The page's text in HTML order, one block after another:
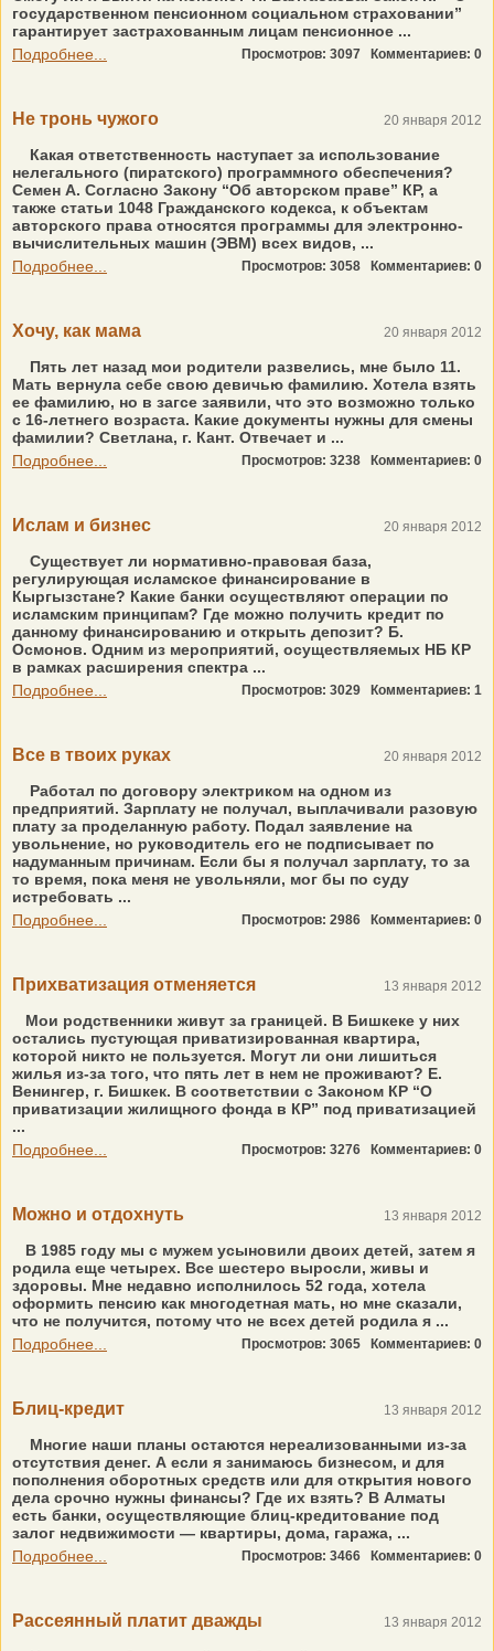
государственном пенсионном социальном страховании”
гарантирует застрахованным лицам пенсионное ...
Подробнее...
Просмотров: 3097 Комментариев: 0
Не тронь чужого 20 января 2012
Какая ответственность наступает за использование
нелегального (пиратского) программного обеспечения?
Семен А. Согласно Закону “Об авторском праве” КР, а
также статьи 1048 Гражданского кодекса, к объектам
авторского права относятся программы для электронно-
вычислительных машин (ЭВМ) всех видов, ...
Подробнее...
Просмотров: 3058 Комментариев: 0
Хочу, как мама 20 января 2012
Пять лет назад мои родители развелись, мне было 11.
Мать вернула себе свою девичью фамилию. Хотела взять
ее фамилию, но в загсе заявили, что это возможно только
с 16-летнего возраста. Какие документы нужны для смены
фамилии? Светлана, г. Кант. Отвечает и ...
Подробнее...
Просмотров: 3238 Комментариев: 0
Ислам и бизнес 20 января 2012
Существует ли нормативно-правовая база,
регулирующая исламское финансирование в
Кыргызстане? Какие банки осуществляют операции по
исламским принципам? Где можно получить кредит по
данному финансированию и открыть депозит? Б.
Осмонов. Одним из мероприятий, осуществляемых НБ КР
в рамках расширения спектра ...
Подробнее...
Просмотров: 3029 Комментариев: 1
Все в твоих руках 20 января 2012
Работал по договору электриком на одном из
предприятий. Зарплату не получал, выплачивали разовую
плату за проделанную работу. Подал заявление на
увольнение, но руководитель его не подписывает по
надуманным причинам. Если бы я получал зарплату, то за
то время, пока меня не увольняли, мог бы по суду
истребовать ...
Подробнее...
Просмотров: 2986 Комментариев: 0
Прихватизация отменяется 13 января 2012
Мои родственники живут за границей. В Бишкеке у них
остались пустующая приватизированная квартира,
которой никто не пользуется. Могут ли они лишиться
жилья из-за того, что пять лет в нем не проживают? Е.
Венингер, г. Бишкек. В соответствии с Законом КР “О
приватизации жилищного фонда в КР” под приватизацией
...
Подробнее...
Просмотров: 3276 Комментариев: 0
Можно и отдохнуть 13 января 2012
В 1985 году мы с мужем усыновили двоих детей, затем я
родила еще четырех. Все шестеро выросли, живы и
здоровы. Мне недавно исполнилось 52 года, хотела
оформить пенсию как многодетная мать, но мне сказали,
что не получится, потому что не всех детей родила я ...
Подробнее...
Просмотров: 3065 Комментариев: 0
Блиц-кредит 13 января 2012
Многие наши планы остаются нереализованными из-за
отсутствия денег. А если я занимаюсь бизнесом, и для
пополнения оборотных средств или для открытия нового
дела срочно нужны финансы? Где их взять? В Алматы
есть банки, осуществляющие блиц-кредитование под
залог недвижимости — квартиры, дома, гаража, ...
Подробнее...
Просмотров: 3466 Комментариев: 0
Рассеянный платит дважды 13 января 2012